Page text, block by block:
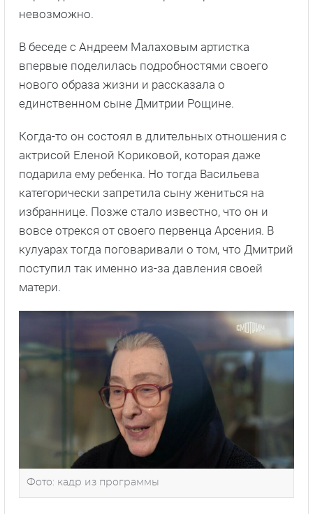
невозможно.
В беседе с Андреем Малаховым артистка
впервые поделилась подробностями своего
нового образа жизни и рассказала о
единственном сыне Дмитрии Рощине.
Когда-то он состоял в длительных отношения с
актрисой Еленой Кориковой, которая даже
подарила ему ребенка. Но тогда Васильева
категорически запретила сыну жениться на
избраннице. Позже стало известно, что он и
вовсе отрекся от своего первенца Арсения. В
кулуарах тогда поговаривали о том, что Дмитрий
поступил так именно из-за давления своей
матери.
Фото: кадр из программы